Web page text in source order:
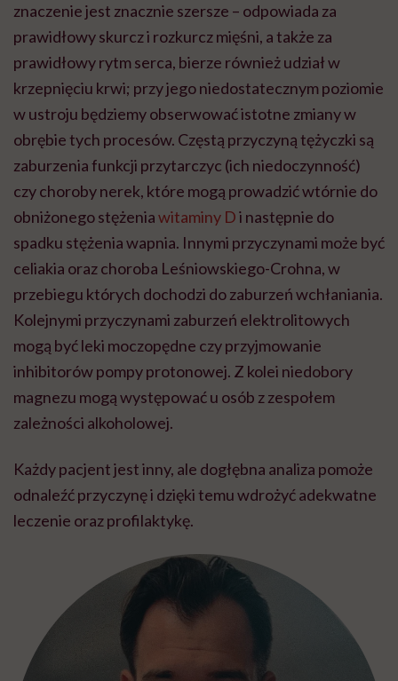
znaczenie jest znacznie szersze – odpowiada za
prawidłowy skurcz i rozkurcz mięśni, a także za
prawidłowy rytm serca, bierze również udział w
krzepnięciu krwi; przy jego niedostatecznym poziomie
w ustroju będziemy obserwować istotne zmiany w
obrębie tych procesów. Częstą przyczyną tężyczki są
zaburzenia funkcji przytarczyc (ich niedoczynność)
czy choroby nerek, które mogą prowadzić wtórnie do
obniżonego stężeniawitaminy Di następnie do
spadku stężenia wapnia. Innymi przyczynami może być
celiakia oraz choroba Leśniowskiego-Crohna, w
przebiegu których dochodzi do zaburzeń wchłaniania.
Kolejnymi przyczynami zaburzeń elektrolitowych
mogą być leki moczopędne czy przyjmowanie
inhibitorów pompy protonowej. Z kolei niedobory
magnezu mogą występować u osób z zespołem
zależności alkoholowej.
Każdy pacjent jest inny, ale dogłębna analiza pomoże
odnaleźć przyczynę i dzięki temu wdrożyć adekwatne
leczenie oraz profilaktykę.